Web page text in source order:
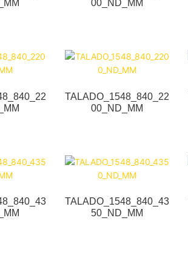
00_ND_MM
TALADO_1548_840_22
00_ND_MM
TALADO_1548_840_43
50_ND_MM